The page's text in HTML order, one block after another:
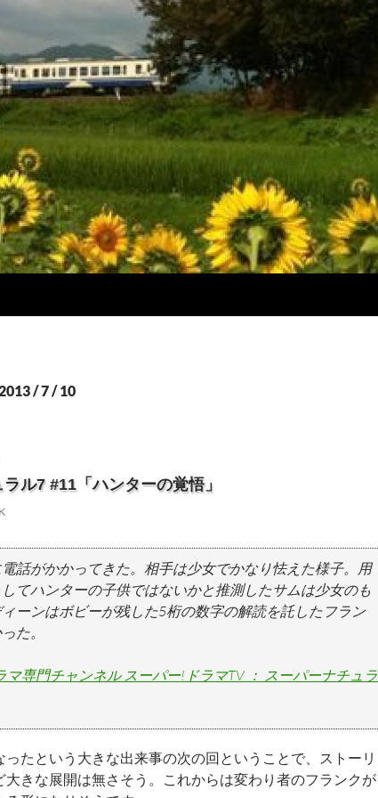
/ 7 / 10
ル7 #11「ハンターの覚悟」
話がかかってきた。相手は少女でかなり怯えた様子。用
てハンターの子供ではないかと推測したサムは少女のも
ーンはボビーが残した5桁の数字の解読を託したフラン
た。
マ専門チャンネル スーパー!ドラマTV ： スーパーナチュラ
たという大きな出来事の次の回ということで、ストーリ
大きな展開は無さそう。これからは変わり者のフランクが